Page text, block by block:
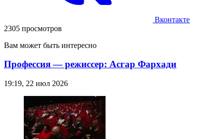
Вконтакте
2305 просмотров
Вам может быть интересно
Профессия — режиссер: Асгар Фархади
19:19, 22 июл 2026